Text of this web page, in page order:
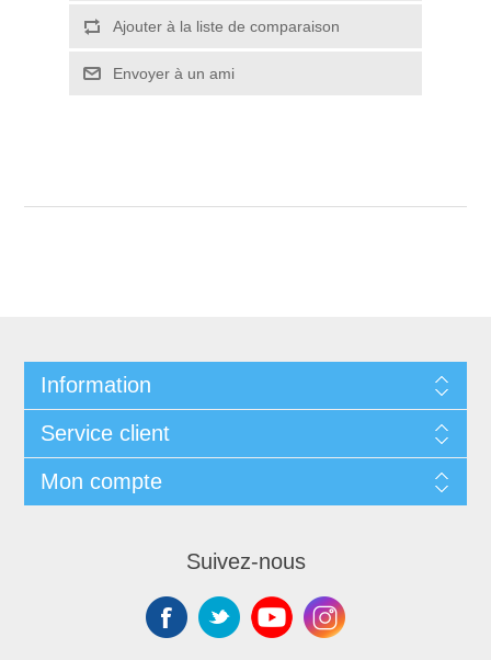
Ajouter à la liste de comparaison
Envoyer à un ami
Information
Service client
Mon compte
Suivez-nous